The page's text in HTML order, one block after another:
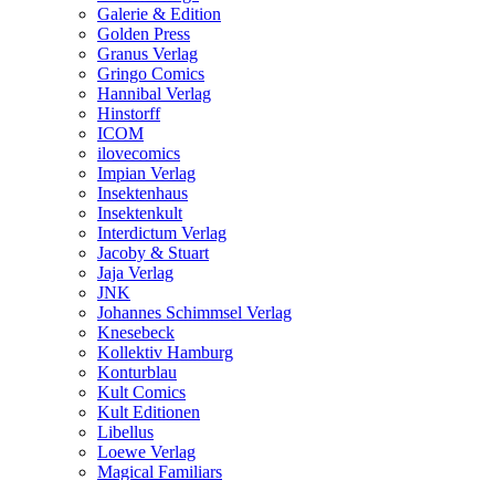
Galerie & Edition
Golden Press
Granus Verlag
Gringo Comics
Hannibal Verlag
Hinstorff
ICOM
ilovecomics
Impian Verlag
Insektenhaus
Insektenkult
Interdictum Verlag
Jacoby & Stuart
Jaja Verlag
JNK
Johannes Schimmsel Verlag
Knesebeck
Kollektiv Hamburg
Konturblau
Kult Comics
Kult Editionen
Libellus
Loewe Verlag
Magical Familiars